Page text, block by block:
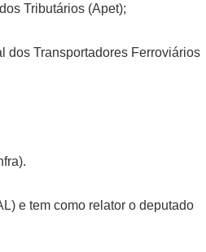
Tributários (Apet);
dos Transportadores Ferroviários
e tem como relator o deputado